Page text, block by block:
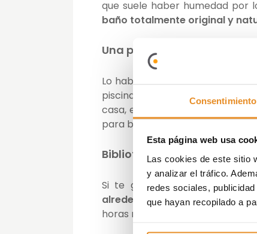
Consentimiento
Esta página web usa
Las cookies de este sitio
y analizar el tráfico.
redes sociales,
que hayan recopilado a
que suele haber humedad por
baño totalmente original y
Una piscina interior y exterior
Lo habitual en las casas es
piscina que sea ambas
casa, en el jardín o en una
para bañarse en invierno
Biblioteca de cristal
Si te gusta leer con luz
alrededor de la biblioteca.
horas mientras disfrutas de un